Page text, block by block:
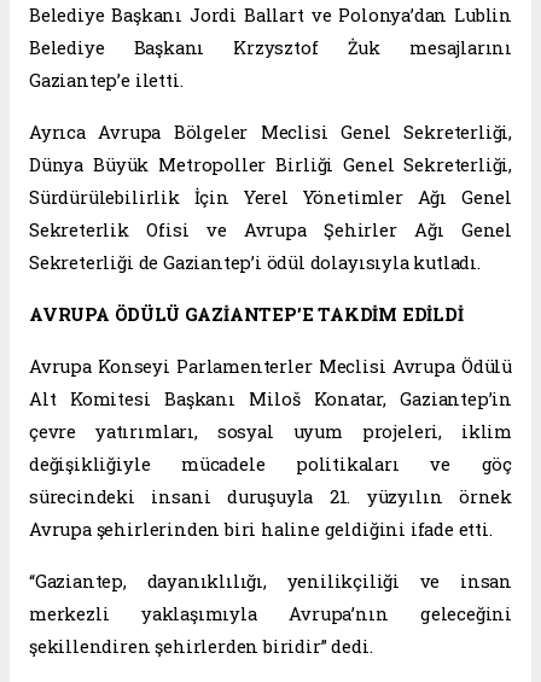
Belediye Başkanı Jordi Ballart ve Polonya’dan Lublin
Belediye Başkanı Krzysztof Żuk mesajlarını
Gaziantep’e iletti.
Ayrıca Avrupa Bölgeler Meclisi Genel Sekreterliği,
Dünya Büyük Metropoller Birliği Genel Sekreterliği,
Sürdürülebilirlik İçin Yerel Yönetimler Ağı Genel
Sekreterlik Ofisi ve Avrupa Şehirler Ağı Genel
Sekreterliği de Gaziantep’i ödül dolayısıyla kutladı.
AVRUPA ÖDÜLÜ GAZİANTEP’E TAKDİM EDİLDİ
Avrupa Konseyi Parlamenterler Meclisi Avrupa Ödülü
Alt Komitesi Başkanı Miloš Konatar, Gaziantep’in
çevre yatırımları, sosyal uyum projeleri, iklim
değişikliğiyle mücadele politikaları ve göç
sürecindeki insani duruşuyla 21. yüzyılın örnek
Avrupa şehirlerinden biri haline geldiğini ifade etti.
“Gaziantep, dayanıklılığı, yenilikçiliği ve insan
merkezli yaklaşımıyla Avrupa’nın geleceğini
şekillendiren şehirlerden biridir” dedi.